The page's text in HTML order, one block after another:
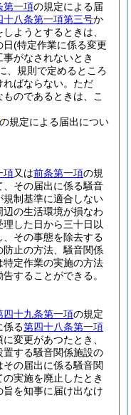
第一項の規定による届
十八条第一項第三号か
ようとするときは、
日(特定作業に係る変更
がなされないとき
、規則で定めるところ
ばならない。 ただ
のであるときは、こ
の規定による届出につい
項又は前条第一項の規
その届出に係る騒音
制基準に適合しない
の生活環境が損なわ
した日から三十日以
その事態を除去する
止の方法、騒音関係
定作業の実施の方法
することができる。
四十九条第一項の規定
係る第四十八条第一項
変更があつたとき、
する騒音関係施設の
の届出に係る騒音関
実施を廃止したとき
を知事に届け出なけ